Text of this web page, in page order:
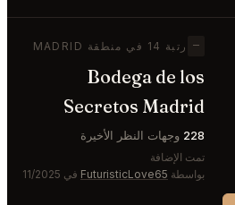
— رتبة 14 في منطقة MADRID
Bodega de los
Secretos Madrid
228 وجهات النظر الأخيرة
تمت الإضافة
بواسطة FuturisticLove65 في 11/2025